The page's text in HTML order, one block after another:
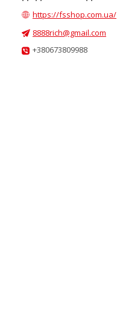
https://fsshop.com.ua/
8888rich@gmail.com
+380673809988